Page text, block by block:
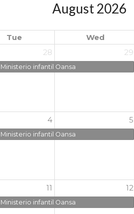
August 2026
Tue Wed
28
Ministerio infantil Oansa
29
4
Ministerio infantil Oansa
5
11
Ministerio infantil Oansa
12